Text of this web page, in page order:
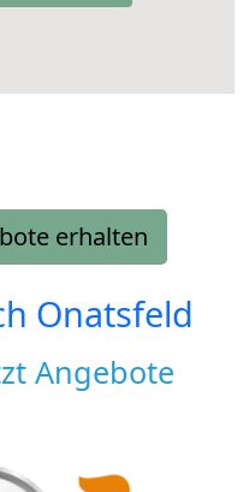
erhalten
Onatsfeld
Angebote